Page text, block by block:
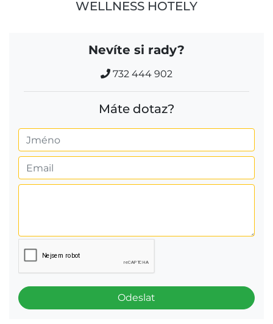
WELLNESS HOTELY
Nevíte si rady?
732 444 902
Máte dotaz?
Odeslat